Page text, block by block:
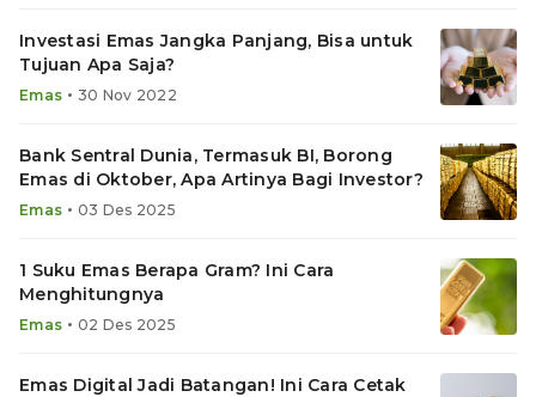
Investasi Emas Jangka Panjang, Bisa untuk
Tujuan Apa Saja?
Emas • 30 Nov 2022
Bank Sentral Dunia, Termasuk BI, Borong
Emas di Oktober, Apa Artinya Bagi Investor?
Emas • 03 Des 2025
1 Suku Emas Berapa Gram? Ini Cara
Menghitungnya
Emas • 02 Des 2025
Emas Digital Jadi Batangan! Ini Cara Cetak